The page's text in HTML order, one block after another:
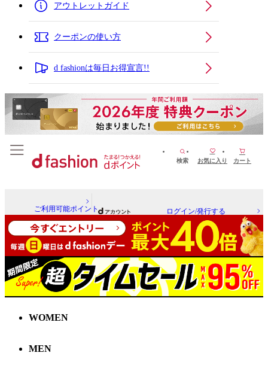
アウトレットガイド
クーポンの使い方
d fashionは毎日お得宣言!!
検索 お気に入り カート
ご利用可能ポイント ログイン/発行する
WOMEN
MEN